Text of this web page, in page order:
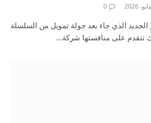
0
الذي جاء بعد جولة تمويل من السلسلة
تتقدم على منافستها شركة…